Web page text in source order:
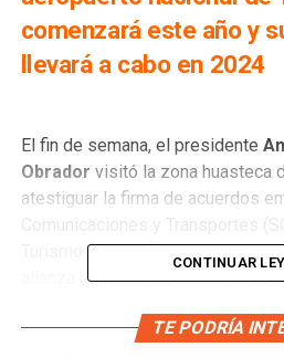
comenzará este año y
llevará a cabo en 2024
El fin de semana, el presidente
Obrador visitó la zona huasteca
atestiguar la firma de acuerdos
Turismo (SECTUR) y el gobierno
alianza buscan modernizar el
CONTINUAR
TE PODRÍA